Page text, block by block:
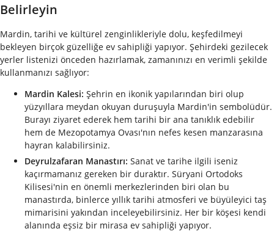
Belirleyin
Mardin, tarihi ve kültürel zenginlikleriyle dolu, keşfedilmeyi
bekleyen birçok güzelliğe ev sahipliği yapıyor. Şehirdeki gezilecek
yerler listenizi önceden hazırlamak, zamanınızı en verimli şekilde
kullanmanızı sağlıyor:
Mardin Kalesi: Şehrin en ikonik yapılarından biri olup
yüzyıllara meydan okuyan duruşuyla Mardin'in sembolüdür.
Burayı ziyaret ederek hem tarihi bir ana tanıklık edebilir
hem de Mezopotamya Ovası'nın nefes kesen manzarasına
hayran kalabilirsiniz.
Deyrulzafaran Manastırı: Sanat ve tarihe ilgili iseniz
kaçırmamanız gereken bir duraktır. Süryani Ortodoks
Kilisesi'nin en önemli merkezlerinden biri olan bu
manastırda, binlerce yıllık tarihi atmosferi ve büyüleyici taş
mimarisini yakından inceleyebilirsiniz. Her bir köşesi kendi
alanında eşsiz bir mirasa ev sahipliği yapıyor.